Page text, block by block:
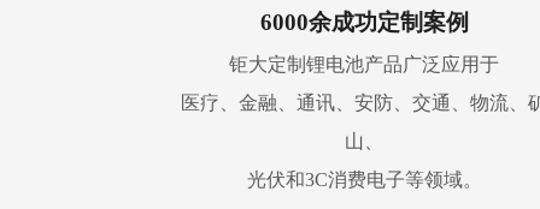
6000余成功定制案例
钜大定制锂电池产品广泛应用于
医疗、金融、通讯、安防、交通、物流、
山、
光伏和3C消费电子等领域。